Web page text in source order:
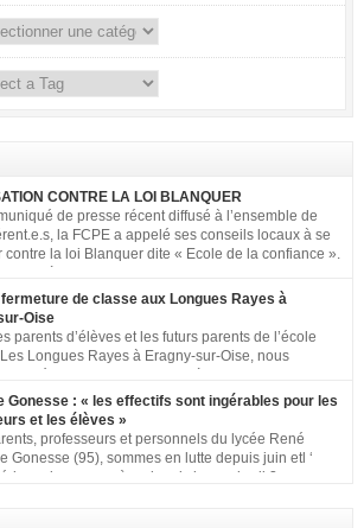
CONTRE LA LOI BLANQUER
de presse récent diffusé à l’ensemble de
la FCPE a appelé ses conseils locaux à se
contre la loi Blanquer dite « Ecole de la confiance ».
kit de mobilisation comprenant : 1 affiche
fermeture de classe aux Longues Rayes à
Oise
parents d’élèves et les futurs parents de l’école
Longues Rayes à Eragny-sur-Oise, nous
». Non à la dégradation continue des conditions
de nos enfants à l’école primaire. Chaque
Gonesse : « les effectifs sont ingérables pour les
et les élèves »
professeurs et personnels du lycée René
Gonesse (95), sommes en lutte depuis juin etl ‘
en grève depuis le vendredi 2